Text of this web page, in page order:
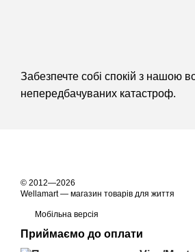
Забезпечте собі спокій з нашою
непередбачуваних катастроф.
© 2012—2026
Wellamart — магазин товарів для життя
Мобільна версія
Приймаємо до оплати